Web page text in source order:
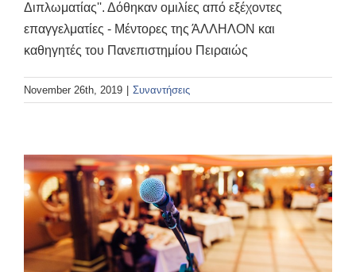
Διπλωματίας''. Δόθηκαν ομιλίες από εξέχοντες
επαγγελματίες - Μέντορες της ΆΛΛΗΛΟΝ και
καθηγητές του Πανεπιστημίου Πειραιώς
November 26th, 2019 Συναντήσεις